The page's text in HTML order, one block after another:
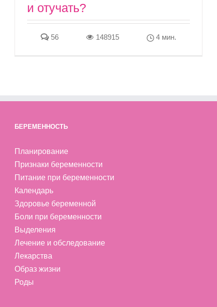
и отучать?
56 148915 4 мин.
БЕРЕМЕННОСТЬ
Планирование
Признаки беременности
Питание при беременности
Календарь
Здоровье беременной
Боли при беременности
Выделения
Лечение и обследование
Лекарства
Образ жизни
Роды